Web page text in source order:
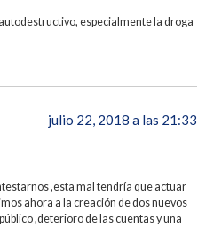
especialmente la droga
julio 22, 2018 a las 21:33
,esta mal tendría que actuar
ahora a la creación de dos nuevos
,deterioro de las cuentas y una